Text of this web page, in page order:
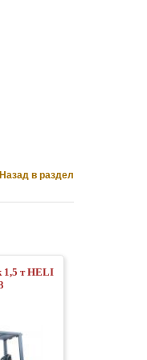
Назад в раздел
1,5 т HELI